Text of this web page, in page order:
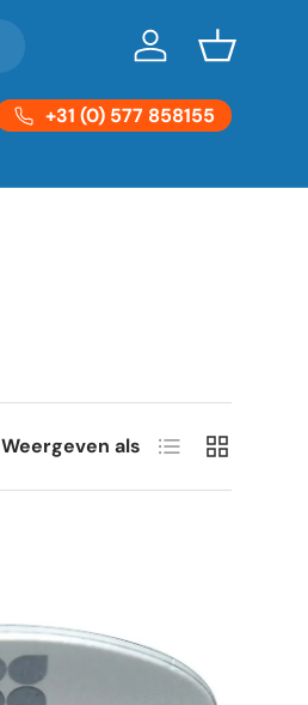
InloggenMandje
+31 (0) 577 858155
Weergeven als Lijst Raster